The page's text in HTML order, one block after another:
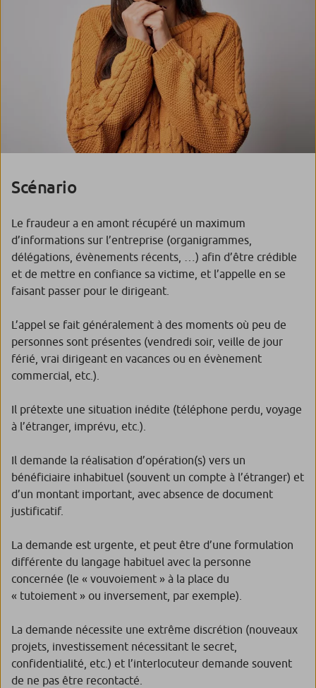
Scénario
Le fraudeur a en amont récupéré un maximum
d’informations sur l’entreprise (organigrammes,
délégations, évènements récents, …) afin d’être crédible
et de mettre en confiance sa victime, et l’appelle en se
faisant passer pour le dirigeant.
L’appel se fait généralement à des moments où peu de
personnes sont présentes (vendredi soir, veille de jour
férié, vrai dirigeant en vacances ou en évènement
commercial, etc.).
Il prétexte une situation inédite (téléphone perdu, voyage
à l’étranger, imprévu, etc.).
Il demande la réalisation d’opération(s) vers un
bénéficiaire inhabituel (souvent un compte à l’étranger) et
d’un montant important, avec absence de document
justificatif.
La demande est urgente, et peut être d’une formulation
différente du langage habituel avec la personne
concernée (le « vouvoiement » à la place du
« tutoiement » ou inversement, par exemple).
La demande nécessite une extrême discrétion (nouveaux
projets, investissement nécessitant le secret,
confidentialité, etc.) et l’interlocuteur demande souvent
de ne pas être recontacté.